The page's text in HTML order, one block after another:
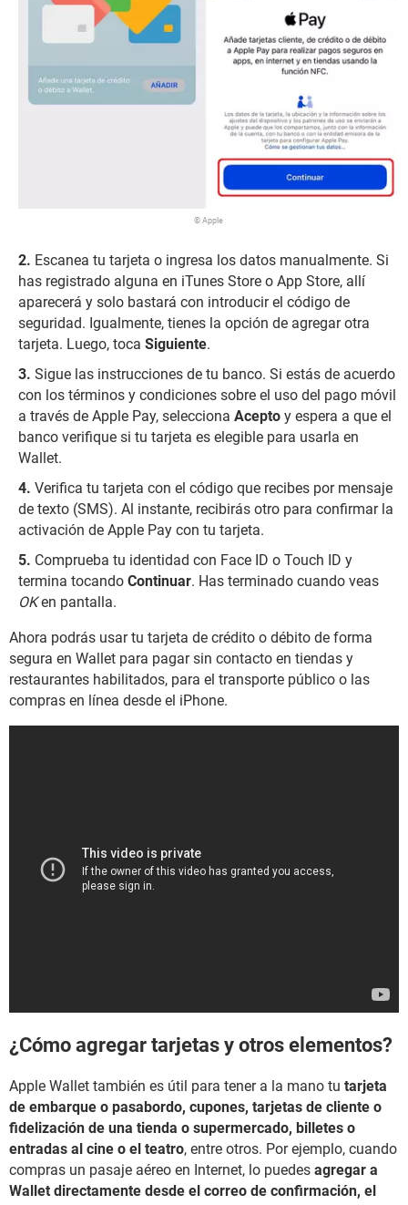
© Apple
Escanea tu tarjeta o ingresa los datos manualmente. Si
has registrado alguna en iTunes Store o App Store, allí
aparecerá y solo bastará con introducir el código de
seguridad. Igualmente, tienes la opción de agregar otra
tarjeta. Luego, toca Siguiente.
Sigue las instrucciones de tu banco. Si estás de acuerdo
con los términos y condiciones sobre el uso del pago móvil
a través de Apple Pay, selecciona Acepto y espera a que el
banco verifique si tu tarjeta es elegible para usarla en
Wallet.
Verifica tu tarjeta con el código que recibes por mensaje
de texto (SMS). Al instante, recibirás otro para confirmar la
activación de Apple Pay con tu tarjeta.
Comprueba tu identidad con Face ID o Touch ID y
termina tocando Continuar. Has terminado cuando veas
OKen pantalla.
Ahora podrás usar tu tarjeta de crédito o débito de forma
segura en Wallet para pagar sin contacto en tiendas y
restaurantes habilitados, para el transporte público o las
compras en línea desde el iPhone.
¿Cómo agregar tarjetas y otros elementos?
Apple Wallet también es útil para tener a la mano tu tarjeta
de embarque o pasabordo, cupones, tarjetas de cliente o
fidelización de una tienda o supermercado, billetes o
entradas al cine o el teatro, entre otros. Por ejemplo, cuando
compras un pasaje aéreo en Internet, lo puedes agregar a
Wallet directamente desde el correo de confirmación, el